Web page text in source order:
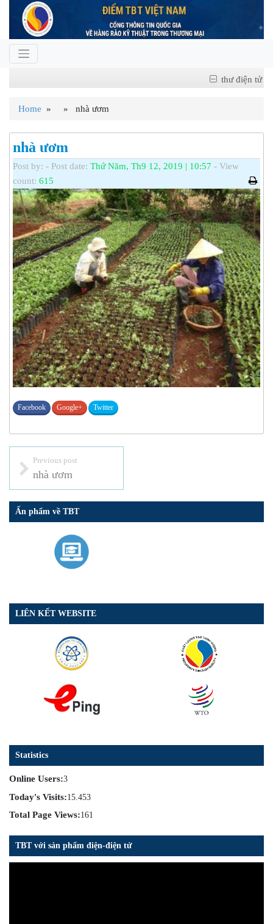
thư điện tử
Home » » nhà ươm
nhà ươm
Post by: - Post date: Thứ Năm, Th9 12, 2019 | 10:57 - View
count: 615
Facebook Google+ Twitter
Previous post
nhà ươm
Ấn phẩm về TBT
LIÊN KẾT WEBSITE
Statistics
Online Users:3
Today's Visits:15.453
Total Page Views:161
TBT với sản phẩm điện-điện tử